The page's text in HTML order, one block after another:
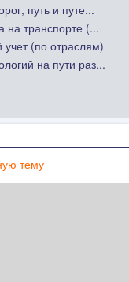
путь и путе...
на транспорте (...
учет (по отраслям)
на пути раз...
тему